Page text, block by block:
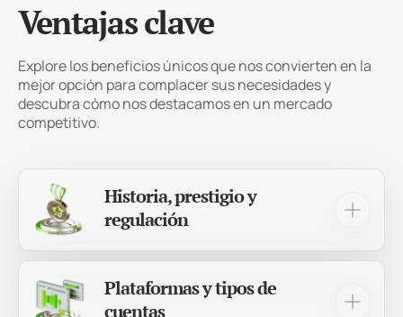
Ventajas clave
Explore los beneficios únicos que nos convierten en la
mejor opción para complacer sus necesidades y
descubra cómo nos destacamos en un mercado
competitivo.
Historia, prestigio y
regulación
¡Más de 12 años de experiencia nos respaldan
como un broker confiable, al servicio de más de
1.000.000 de traders en todo el mundo!
Plataformas y tipos de
cuentas